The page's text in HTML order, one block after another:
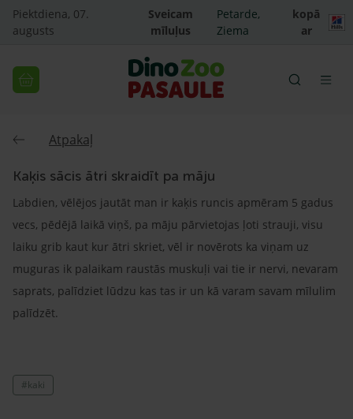
Piektdiena, 07.
augusts
Sveicam
mīluļus
Petarde,
Ziema
kopā
ar
Atpakaļ
Kaķis sācis ātri skraidīt pa māju
Labdien, vēlējos jautāt man ir kaķis runcis apmēram 5 gadus
vecs, pēdējā laikā viņš, pa māju pārvietojas ļoti strauji, visu
laiku grib kaut kur ātri skriet, vēl ir novērots ka viņam uz
muguras ik palaikam raustās muskuļi vai tie ir nervi, nevaram
saprats, palīdziet lūdzu kas tas ir un kā varam savam mīlulim
palīdzēt.
#kaki